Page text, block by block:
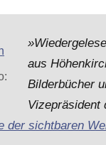
aus
Bilderbücher
Vizepräsident
der sichtbaren